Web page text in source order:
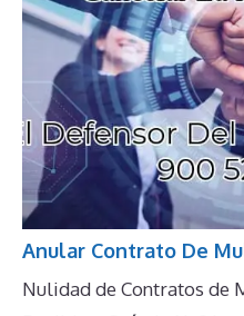
Anular Contrato De
Nulidad de Contratos de